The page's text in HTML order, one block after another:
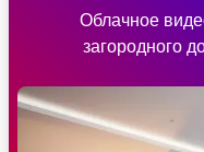
Облачное
загородного